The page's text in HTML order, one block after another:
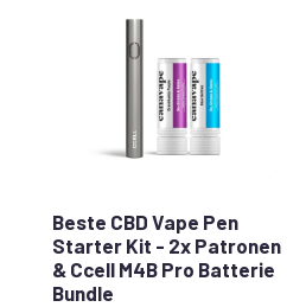
5 Sternen
Beste CBD Vape Pen
Starter Kit - 2x Patronen
& Ccell M4B Pro Batterie
Bundle